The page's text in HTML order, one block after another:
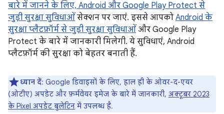
बारे में जानने के लिए, Android और Google Play Protect से
जुड़ी सुरक्षा सुविधाओं सेक्शन पर जाएं. इससे आपको Android के
सुरक्षा प्लैटफ़ॉर्म से जुड़ी सुरक्षा सुविधाओं और Google Play
Protect के बारे में जानकारी मिलेगी. ये सुविधाएं, Android
प्लैटफ़ॉर्म की सुरक्षा को बेहतर बनाती हैं.
ध्यान दें: Google डिवाइसों के लिए, हाल ही के ओवर-द-एयर
(ओटीए) अपडेट और फ़र्मवेयर इमेज के बारे में जानकारी, अक्टूबर 2023
के Pixel अपडेट बुलेटिन में उपलब्ध है.